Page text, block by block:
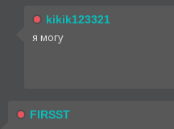
kikik123321
я могу
FIRSST